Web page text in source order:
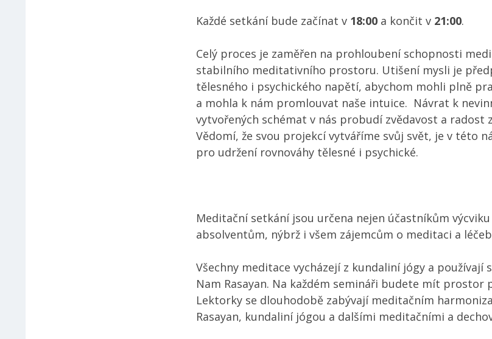
Každé setkání bude začínat v 18:00 a končit v 21:00.
Celý proces je zaměřen na prohloubení schopnosti
stabilního meditativního prostoru. Utišení mysli je
tělesného i psychického napětí, abychom mohli plně
a mohla k nám promlouvat naše intuice. Návrat k
vytvořených schémat v nás probudí zvědavost a radost
Vědomí, že svou projekcí vytváříme svůj svět, je v této
pro udržení rovnováhy tělesné i psychické.
Meditační setkání jsou určena nejen účastníkům výcviku
absolventům, nýbrž i všem zájemcům o meditaci a
Všechny meditace vycházejí z kundaliní jógy a používají
Nam Rasayan. Na každém semináři budete mít prostor
Lektorky se dlouhodobě zabývají meditačním
Rasayan, kundaliní jógou a dalšími meditačními a